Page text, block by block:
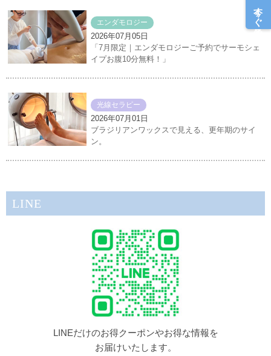
エンダモロジー
2026年07月05日
「7月限定｜エンダモロジーご予約でサーモシェ
イプお腹10分無料！」
光線セラピー
2026年07月01日
ブラジリアンワックスで見える、更年期のサイ
ン。
LINE
LINEだけのお得クーポンやお得な情報を
お届けいたします。
今すぐ予約